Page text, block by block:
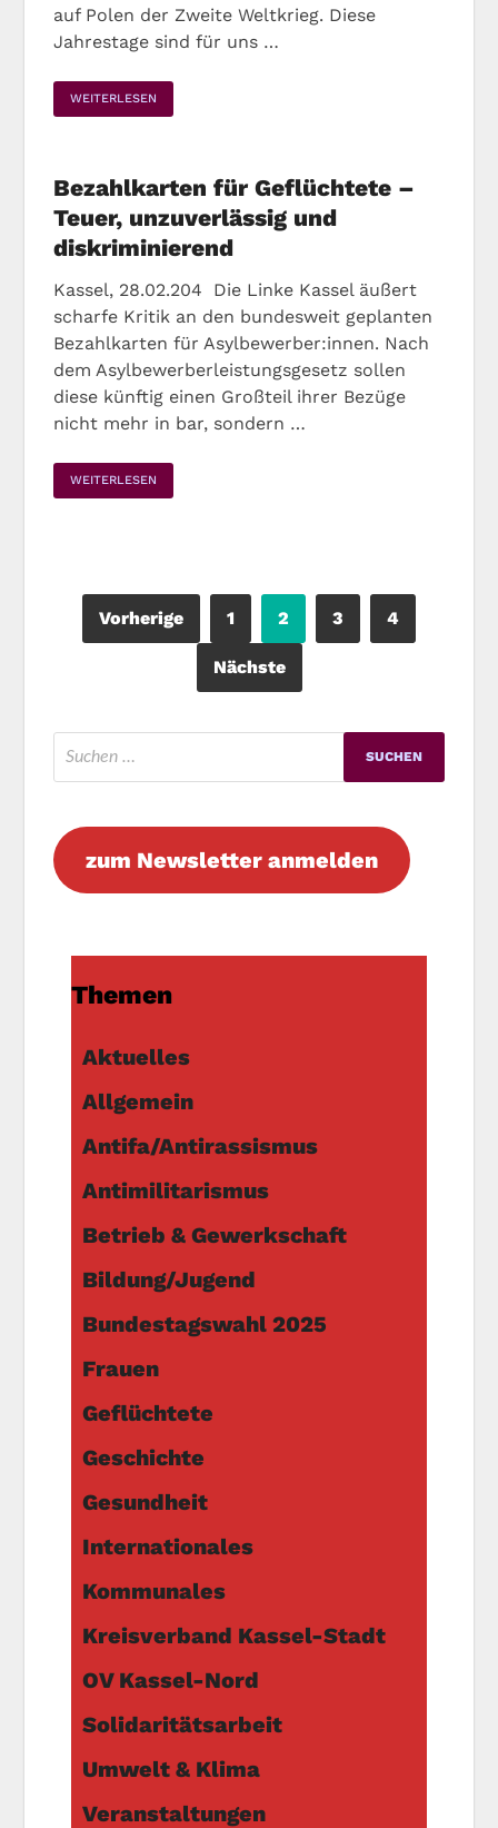
auf Polen der Zweite Weltkrieg. Diese
Jahrestage sind für uns …
WEITERLESEN
Bezahlkarten für Geflüchtete –
Teuer, unzuverlässig und
diskriminierend
Kassel, 28.02.204 Die Linke Kassel äußert
scharfe Kritik an den bundesweit geplanten
Bezahlkarten für Asylbewerber:innen. Nach
dem Asylbewerberleistungsgesetz sollen
diese künftig einen Großteil ihrer Bezüge
nicht mehr in bar, sondern …
WEITERLESEN
Vorherige 1 2 3 4
Nächste
zum Newsletter anmelden
Themen
Aktuelles
Allgemein
Antifa/Antirassismus
Antimilitarismus
Betrieb & Gewerkschaft
Bildung/Jugend
Bundestagswahl 2025
Frauen
Geflüchtete
Geschichte
Gesundheit
Internationales
Kommunales
Kreisverband Kassel-Stadt
OV Kassel-Nord
Solidaritätsarbeit
Umwelt & Klima
Veranstaltungen